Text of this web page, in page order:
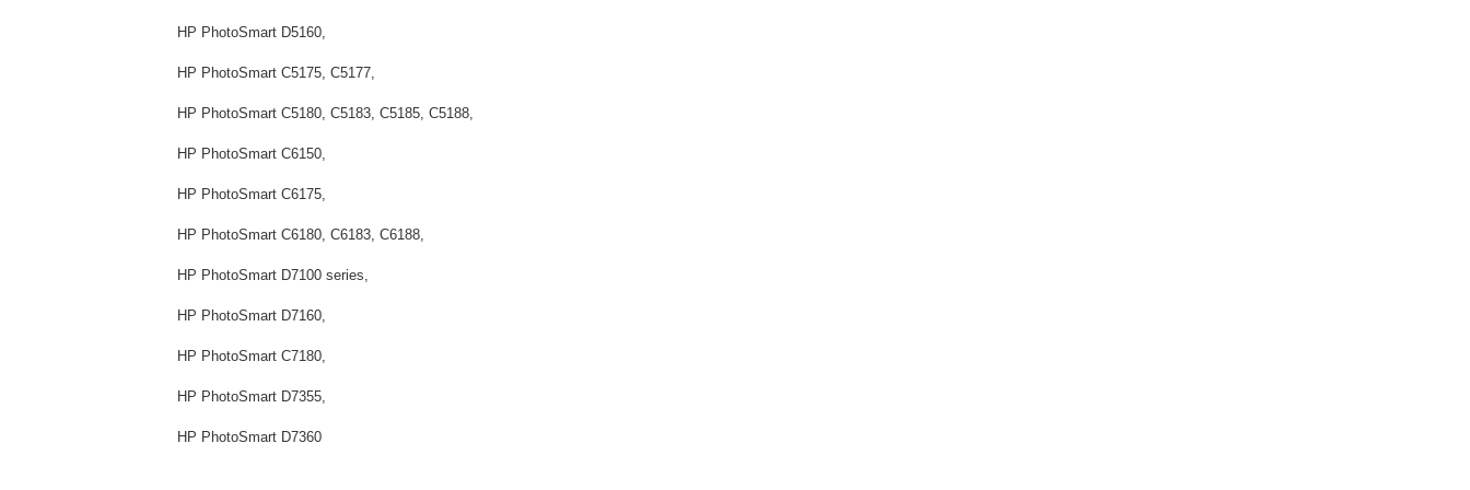
HP PhotoSmart D5160,
HP PhotoSmart C5175, C5177,
HP PhotoSmart C5180, C5183, C5185, C5188,
HP PhotoSmart C6150,
HP PhotoSmart C6175,
HP PhotoSmart C6180, C6183, C6188,
HP PhotoSmart D7100 series,
HP PhotoSmart D7160,
HP PhotoSmart C7180,
HP PhotoSmart D7355,
HP PhotoSmart D7360